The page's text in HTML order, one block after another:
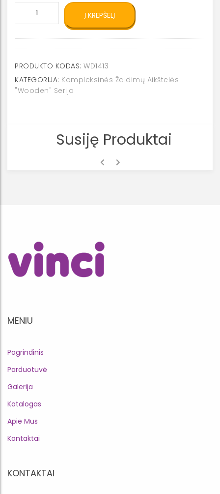
kompleksas
WD1413
Į KREPŠELĮ
PRODUKTO KODAS: WD1413
KATEGORIJA: Kompleksinės Žaidimų Aikštelės
"Wooden" Serija
Susiję Produktai
MENIU
Pagrindinis
Parduotuvė
Galerija
Katalogas
Apie Mus
Kontaktai
KONTAKTAI